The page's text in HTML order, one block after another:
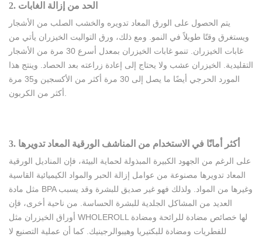
2. الحد من إزالة الغابات
يتم الحصول على الورق المعاد تدويره والخشب الصلب من الأشجار
ويستغرق وقتًا طويلاً في النمو. ومع ذلك، ورق التواليت الخيزران يأتي من
غابات الخيزران. تنمو غابات الخيزران بمعدل أسرع 30 مرة من الأشجار
التقليدية. الخيزران عشب ولا يحتاج إلى إعادة زراعته بعد الحصاد. وينتج هذا
المورد الحرجي أيضًا ما يصل إلى 30 مرة أكثر من الأكسجين و35 مرة
أكثر من الكربون.
3. أكثر أمانًا في الاستخدام من المناشف الورقية المعاد تدويرها
على الرغم من الجهود الكبيرة المبذولة لحماية البيئة، فإن المناديل الورقية
المعاد تدويرها مصنوعة من عوامل إزالة الحبر والمواد الكيميائية القاسية
مثل مادة BPA وغيرها من المواد. ولذلك فهو غير صديق للبشرة وقد يسبب
العديد من المشاكل الجلدية للبشرة الحساسة. من ناحية أخرى، فإن
أوراق الخيزران مثل WHOLEROLL لها خصائص مضادة للرائحة ومضادة
للفطريات ومضادة للبكتيريا وهيبوالرجينيك. كما أن عملية التصنيع لا